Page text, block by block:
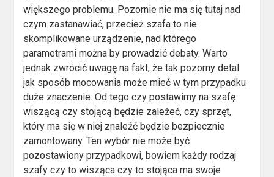
większego problemu. Pozornie nie ma się tutaj nad
czym zastanawiać, przecież szafa to nie
skomplikowane urządzenie, nad którego
parametrami można by prowadzić debaty. Warto
jednak zwrócić uwagę na fakt, że tak pozorny detal
jak sposób mocowania może mieć w tym przypadku
duże znaczenie. Od tego czy postawimy na szafę
wiszącą czy stojącą będzie zależeć, czy sprzęt,
który ma się w niej znaleźć będzie bezpiecznie
zamontowany. Ten wybór nie może być
pozostawiony przypadkowi, bowiem każdy rodzaj
szafy czy to wisząca czy to stojąca ma swoje